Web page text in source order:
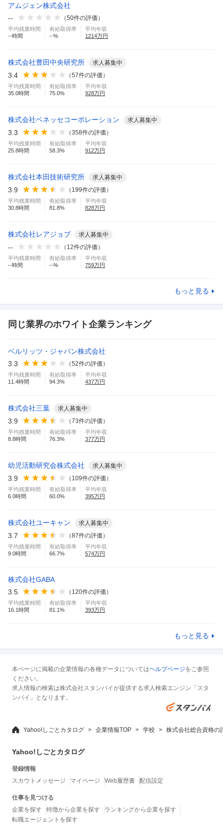
アムジェン株式会社
--
（50件の評価）
平均残業時間
--時間
有給取得率
--%
平均年収
1214万円
株式会社豊田中央研究所 求人募集中
3.4 （57件の評価）
平均残業時間
35.0時間
有給取得率
75.0%
平均年収
928万円
株式会社ベネッセコーポレーション 求人募集中
3.3 （358件の評価）
平均残業時間
25.8時間
有給取得率
58.3%
平均年収
912万円
株式会社本田技術研究所 求人募集中
3.9 （ 199件の評価）
平均残業時間
30.8時間
有給取得率
81.8%
平均年収
828万円
株式会社レアジョブ 求人募集中
-- （ 12件の評価）
平均残業時間
--時間
有給取得率
--%
平均年収
759万円
もっと見る
同じ業界のホワイト企業ランキング
ベルリッツ・ジャパン株式会社
3.3
（52件の評価）
平均残業時間
11.4時間
有給取得率
94.3%
平均年収
437万円
株式会社三葉 求人募集中
3.9 （73件の評価）
平均残業時間
8.8時間
有給取得率
76.3%
平均年収
377万円
幼児活動研究会株式会社 求人募集中
3.9 （ 109件の評価）
平均残業時間
6.0時間
有給取得率
60.0%
平均年収
395万円
株式会社ユーキャン 求人募集中
3.7 （87件の評価）
平均残業時間
9.0時間
有給取得率
66.7%
平均年収
574万円
株式会社GABA
3.5
（ 120件の評価）
平均残業時間
16.1時間
有給取得率
81.1%
平均年収
393万円
もっと見る
本ページに掲載の企業情報の各種データについてはヘルプページをご参照
ください。
求人情報の検索は株式会社スタンバイが提供する求人検索エンジン「スタ
ンバイ」となります。
Yahoo!しごとカタログ 企業情報TOP 学校 株式会社総合資格の
Yahoo!しごとカタログ
登録情報
スカウトメッセージ
マイページ Web履歴書 配信設定
仕事を見つける
企業を探す
特徴から企業を探す
ランキングから企業を探す
転職エージェントを探す